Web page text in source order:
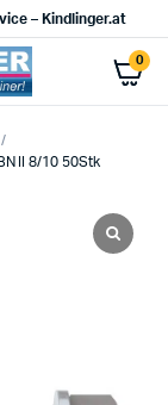
– Kindlinger.at
0
II 8/10 50Stk